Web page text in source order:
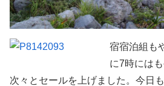
宿宿泊組も
に7時には
次々とセールを上げました。今日